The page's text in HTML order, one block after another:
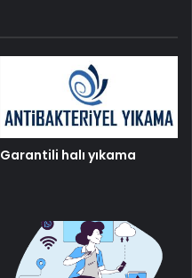
Garantili halı yıkama